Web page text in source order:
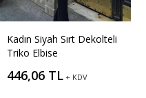
Kadın Siyah Sırt Dekolteli
Triko Elbise
446,06 TL + KDV